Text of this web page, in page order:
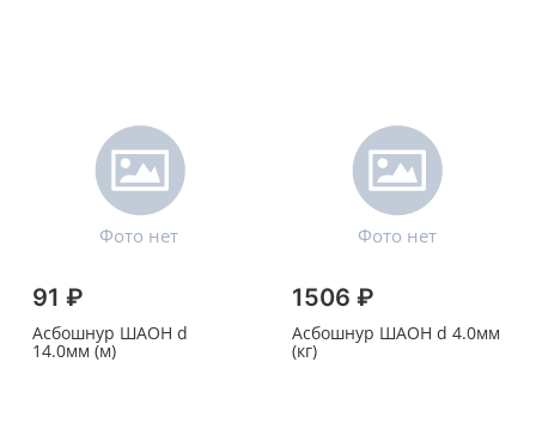
91 ₽
Асбошнур ШАОН d
14.0мм (м)
1506 ₽
Асбошнур ШАОН d 4.0мм
(кг)